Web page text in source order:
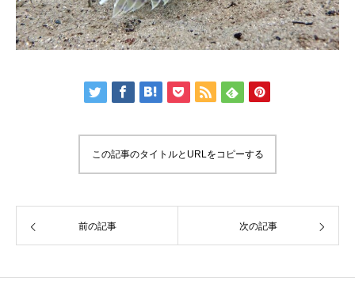
この記事のタイトルとURLをコピーする
前の記事 次の記事